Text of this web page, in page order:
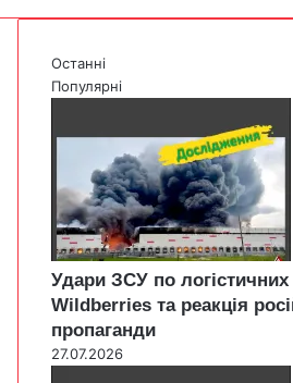
Останні
Популярні
Удари ЗСУ по логістичних
Wildberries та реакція
пропаганди
27.07.2026